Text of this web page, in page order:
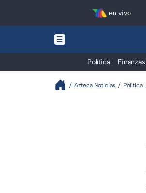
en vivo
Política Finanzas
Azteca Noticias Política